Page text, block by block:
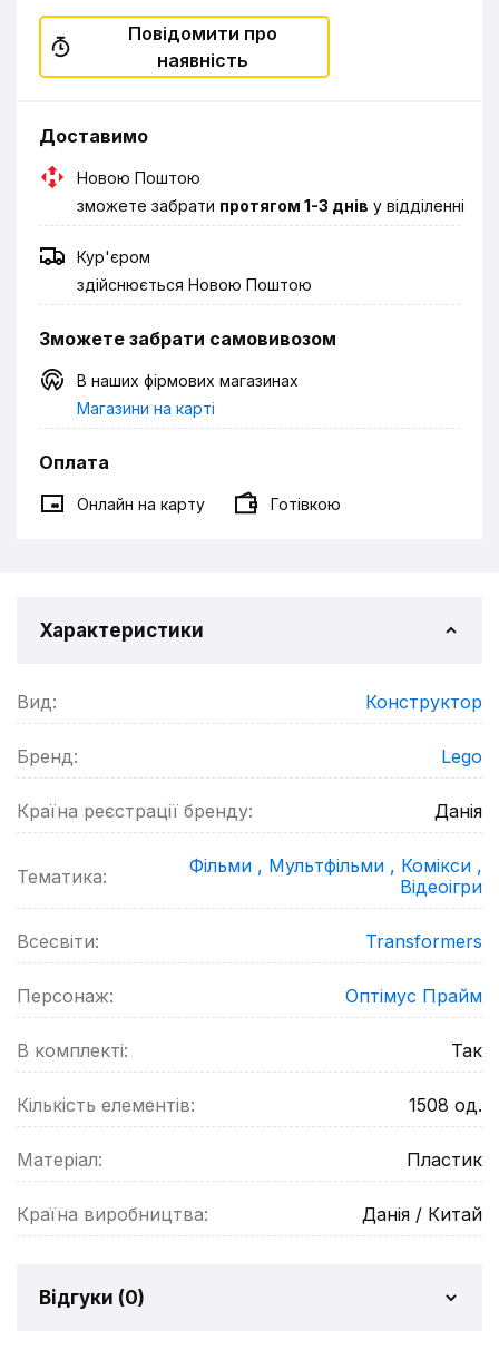
Повідомити про
наявність
Доставимо
Новою Поштою
зможете забрати протягом 1-3 днів у відділенні
Кур'єром
здійснюється Новою Поштою
Зможете забрати самовивозом
В наших фірмових магазинах
Магазини на карті
Оплата
Онлайн на карту Готівкою
Характеристики
Вид: Конструктор
Бренд: Lego
Країна реєстрації бренду: Данія
Тематика: Фільми , Мультфільми , Комікси ,
Відеоігри
Всесвіти: Transformers
Персонаж: Оптімус Прайм
В комплекті: Так
Кількість елементів: 1508 од.
Матеріал: Пластик
Країна виробництва: Данія / Китай
Відгуки (0)